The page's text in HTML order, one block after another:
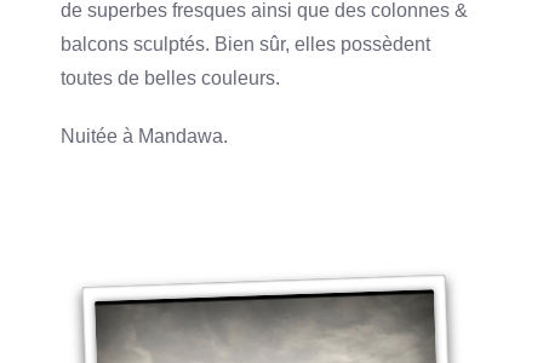
de superbes fresques ainsi que des colonnes &
balcons sculptés. Bien sûr, elles possèdent
toutes de belles couleurs.
Nuitée à Mandawa.